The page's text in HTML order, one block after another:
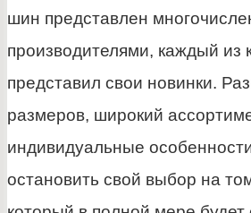
шин представлен
производителями, каждый из
представил свои новинки.
размеров, широкий
индивидуальные
остановить свой выбор на